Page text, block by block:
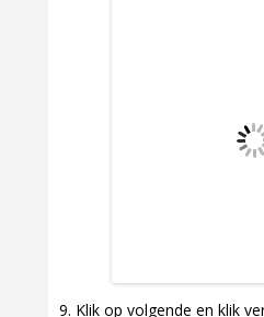
Klik op volgende en klik